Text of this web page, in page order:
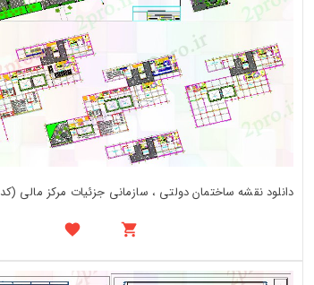
دانلود نقشه ساختمان دولتی ، سازمانی جزئیات مرکز مالی (کد40984)